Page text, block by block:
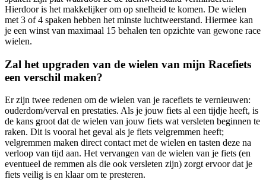
Hierdoor is het makkelijker om op snelheid te komen. De wielen
met 3 of 4 spaken hebben het minste luchtweerstand. Hiermee kan
je een winst van maximaal 15 behalen ten opzichte van gewone race
wielen.
Zal het upgraden van de wielen van mijn Racefiets
een verschil maken?
Er zijn twee redenen om de wielen van je racefiets te vernieuwen:
ouderdom/verval en prestaties. Als je jouw fiets al een tijdje heeft, is
de kans groot dat de wielen van jouw fiets wat versleten beginnen te
raken. Dit is vooral het geval als je fiets velgremmen heeft;
velgremmen maken direct contact met de wielen en tasten deze na
verloop van tijd aan. Het vervangen van de wielen van je fiets (en
eventueel de remmen als die ook versleten zijn) zorgt ervoor dat je
fiets veilig is en klaar om te presteren.